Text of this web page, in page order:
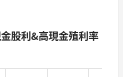
股利&高現金殖利率